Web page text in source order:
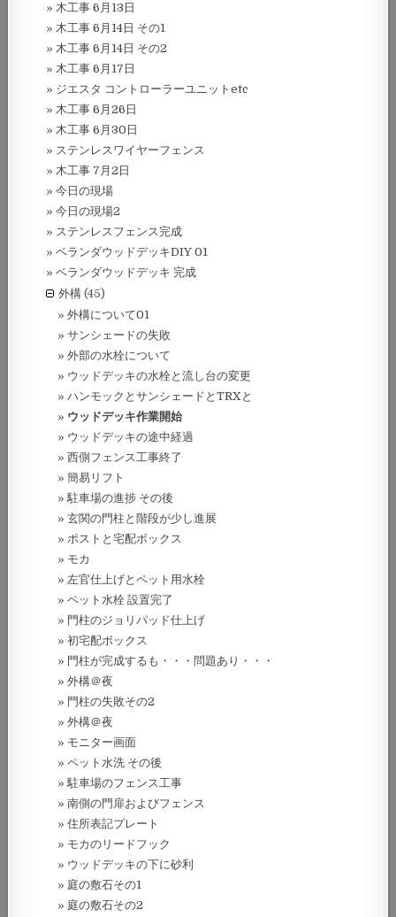
木工事 6月13日
木工事 6月14日 その1
木工事 6月14日 その2
木工事 6月17日
ジエスタ コントローラーユニットetc
木工事 6月26日
木工事 6月30日
ステンレスワイヤーフェンス
木工事 7月2日
今日の現場
今日の現場2
ステンレスフェンス完成
ベランダウッドデッキDIY 01
ベランダウッドデッキ 完成
外構 (45)
外構について01
サンシェードの失敗
外部の水栓について
ウッドデッキの水栓と流し台の変更
ハンモックとサンシェードとTRXと
ウッドデッキ作業開始
ウッドデッキの途中経過
西側フェンス工事終了
簡易リフト
駐車場の進捗 その後
玄関の門柱と階段が少し進展
ポストと宅配ボックス
モカ
左官仕上げとペット用水栓
ペット水栓 設置完了
門柱のジョリパッド仕上げ
初宅配ボックス
門柱が完成するも・・・問題あり・・・
外構＠夜
門柱の失敗その2
外構＠夜
モニター画面
ペット水洗 その後
駐車場のフェンス工事
南側の門扉およびフェンス
住所表記プレート
モカのリードフック
ウッドデッキの下に砂利
庭の敷石その1
庭の敷石その2